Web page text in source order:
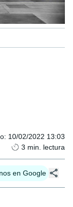
: 10/02/2022 13:03
3 min. lectura
en Google